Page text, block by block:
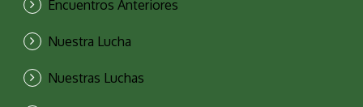
Encuentros Anteriores
Nuestra Lucha
Nuestras Luchas